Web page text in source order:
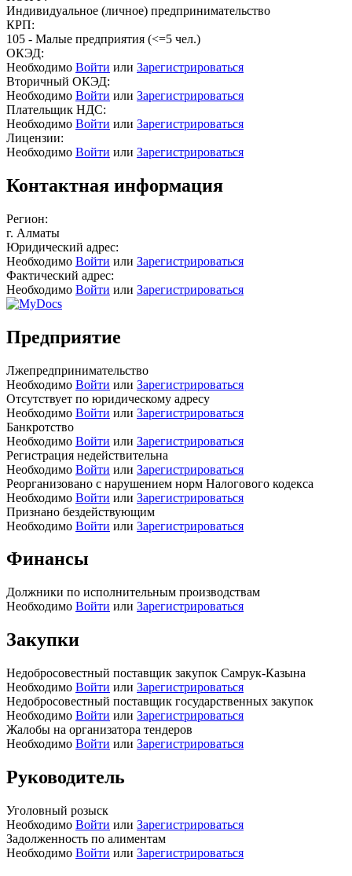
Индивидуальное (личное) предпринимательство
КРП:
105 - Малые предприятия (<=5 чел.)
ОКЭД:
Необходимо Войти или Зарегистрироваться
Вторичный ОКЭД:
Необходимо Войти или Зарегистрироваться
Плательщик НДС:
Необходимо Войти или Зарегистрироваться
Лицензии:
Необходимо Войти или Зарегистрироваться
Контактная информация
Регион:
г. Алматы
Юридический адрес:
Необходимо Войти или Зарегистрироваться
Фактический адрес:
Необходимо Войти или Зарегистрироваться
Предприятие
Лжепредпринимательство
Необходимо Войти или Зарегистрироваться
Отсутствует по юридическому адресу
Необходимо Войти или Зарегистрироваться
Банкротство
Необходимо Войти или Зарегистрироваться
Регистрация недействительна
Необходимо Войти или Зарегистрироваться
Реорганизовано с нарушением норм Налогового кодекса
Необходимо Войти или Зарегистрироваться
Признано бездействующим
Необходимо Войти или Зарегистрироваться
Финансы
Должники по исполнительным производствам
Необходимо Войти или Зарегистрироваться
Закупки
Недобросовестный поставщик закупок Самрук-Казына
Необходимо Войти или Зарегистрироваться
Недобросовестный поставщик государственных закупок
Необходимо Войти или Зарегистрироваться
Жалобы на организатора тендеров
Необходимо Войти или Зарегистрироваться
Руководитель
Уголовный розыск
Необходимо Войти или Зарегистрироваться
Задолженность по алиментам
Необходимо Войти или Зарегистрироваться